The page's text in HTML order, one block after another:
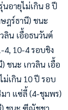
นอายุไม่เกิน 8 ปี
ฎร์ธานี) ชนะ
ลิน เอื้อธนวันต์
4, 10-4 รอบชิง
ชนะ เกวลิน เอื้อ
ม่เกิน 10 ปี รอบ
า แซ่ลี้ (4-ชุมพร)